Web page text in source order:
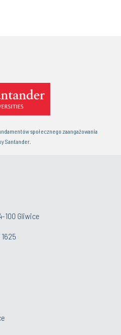
społecznego zaangażowania
Santander.
100 Gliwice